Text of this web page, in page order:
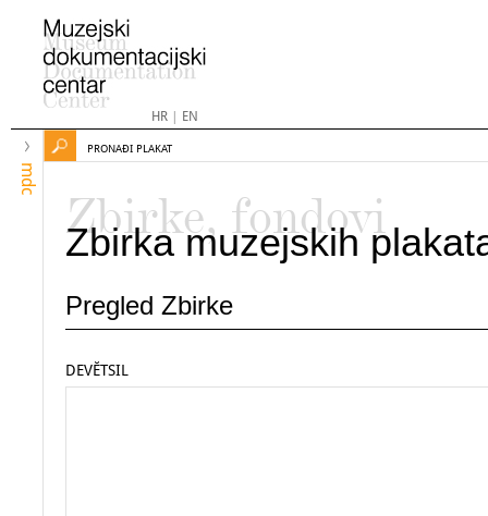
HR| EN
mdc
PRONAĐI PLAKAT
Zbirke, fondovi
Zbirka muzejskih
Pregled Zbirke
DEVĔTSIL